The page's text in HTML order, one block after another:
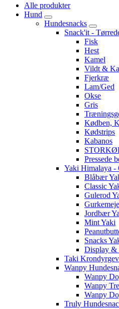
Alle produkter
Hund
Hundesnacks
Snack'it -
Fisk
Hest
Kamel
Vildt &
Fjerkræ
Lam/Ged
Okse
Gris
Kødben,
Kødstrips
Kabanos
Pressede
Yaki Himalaya -
Blåbær
Classic
Gulerod
Jordbær
Mint Yaki
Snacks
Display &
Taki
Wanpy
Wanpy
Wanpy
Wanpy
Truly